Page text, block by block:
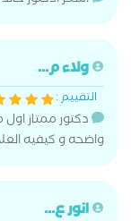
ولاء م...
التقييم :
دكتور ممتاز
واضحه و كيفيه
انور ع...